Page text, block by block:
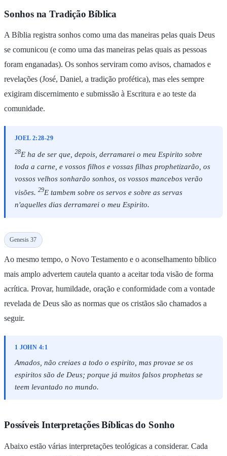
Sonhos na Tradição Bíblica
A Bíblia registra sonhos como uma das maneiras pelas quais Deus
se comunicou (e como uma das maneiras pelas quais as pessoas
foram enganadas). Os sonhos serviram como avisos, chamados e
revelações (José, Daniel, a tradição profética), mas eles sempre
exigiram discernimento e submissão à Escritura e ao teste da
comunidade.
JOEL 2:28-29
28E ha de ser que, depois, derramarei o meu Espirito sobre
toda a carne, e vossos filhos e vossas filhas prophetizarão, os
vossos velhos sonharão sonhos, os vossos mancebos verão
visões. 29E tambem sobre os servos e sobre as servas
n'aquelles dias derramarei o meu Espirito.
Genesis 37
Ao mesmo tempo, o Novo Testamento e o aconselhamento bíblico
mais amplo advertem cautela quanto a aceitar toda visão de forma
acrítica. Provar, humildade, oração e conformidade com a vontade
revelada de Deus são as normas que os cristãos são chamados a
seguir.
1 JOHN 4:1
Amados, não creiaes a todo o espirito, mas provae se os
espiritos são de Deus; porque já muitos falsos prophetas se
teem levantado no mundo.
Possíveis Interpretações Bíblicas do Sonho
Abaixo estão várias interpretações teológicas a considerar. Cada